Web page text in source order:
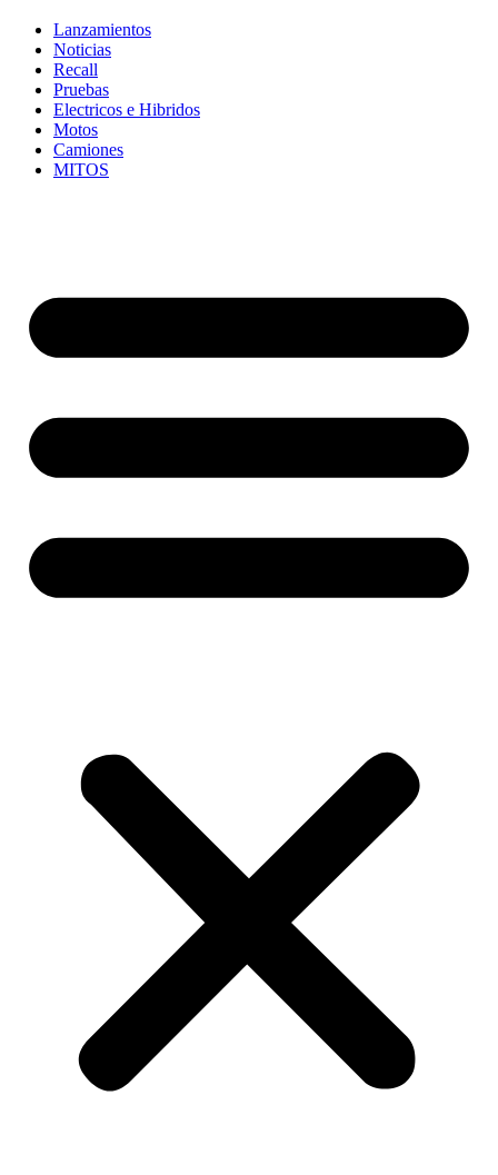
Lanzamientos
Noticias
Recall
Pruebas
Electricos e Hibridos
Motos
Camiones
MITOS